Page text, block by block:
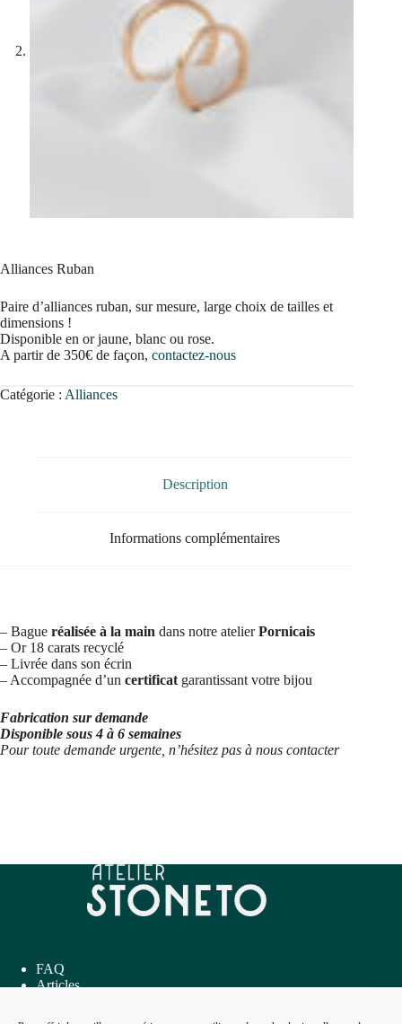
Alliances Ruban
Paire d’alliances ruban, sur mesure, large choix de tailles et
dimensions !
Disponible en or jaune, blanc ou rose.
A partir de 350€ de façon, contactez-nous
Catégorie : Alliances
Description
Informations complémentaires
– Bague réalisée à la main dans notre atelierPornicais
– Or 18 carats recyclé
– Livrée dans son écrin
– Accompagnée d’un certificat garantissant votre bijou
Fabrication sur demande
Disponible sous 4 à 6 semaines
Pour toute demande urgente, n’hésitez pas à nous contacter
FAQ
Articles